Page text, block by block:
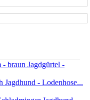
Jagdgürtel -
Jagdhund - Lodenhose...